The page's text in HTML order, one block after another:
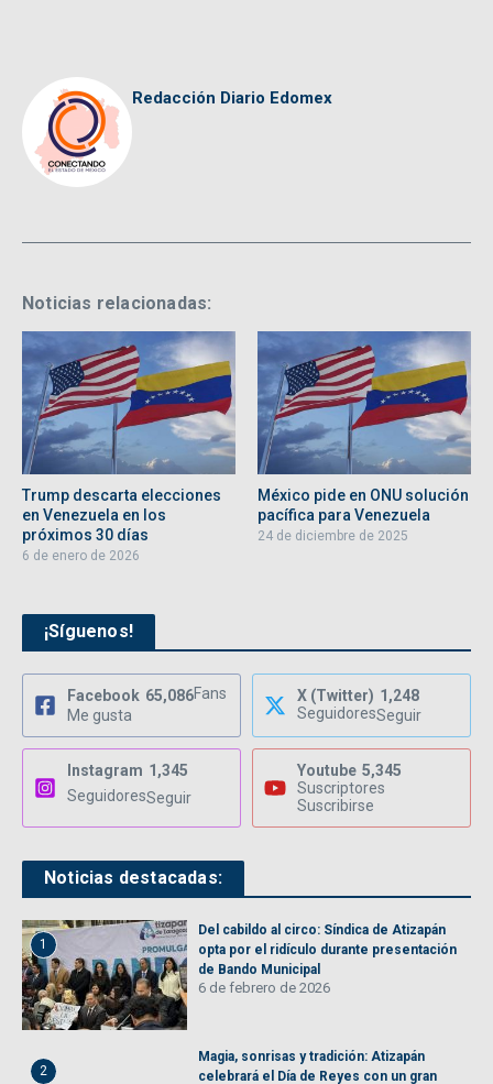
Redacción Diario Edomex
Noticias relacionadas:
Trump descarta elecciones
en Venezuela en los
próximos 30 días
6 de enero de 2026
México pide en ONU solución
pacífica para Venezuela
24 de diciembre de 2025
¡Síguenos!
Facebook 65,086Fans
Me gusta
X (Twitter) 1,248
SeguidoresSeguir
Instagram 1,345
SeguidoresSeguir
Youtube 5,345
Suscriptores
Suscribirse
Noticias destacadas:
1
Del cabildo al circo: Síndica de Atizapán
opta por el ridículo durante presentación
de Bando Municipal
6 de febrero de 2026
2
Magia, sonrisas y tradición: Atizapán
celebrará el Día de Reyes con un gran